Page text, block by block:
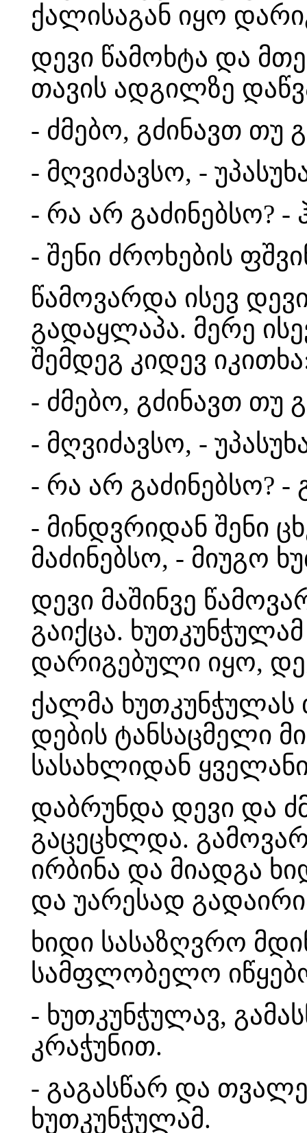
ქალისაგან იყო
დევი წამოხტა და
თავის ადგილზე
- ძმებო, გძინავთ თუ
- მღვიძავსო, -
- რა არ გაძინებსო? -
- შენი ძროხების
წამოვარდა ისევ
გადაყლაპა. მერე
შემდეგ კიდევ
- ძმებო, გძინავთ თუ
- მღვიძავსო, -
- რა არ გაძინებსო? -
- მინდვრიდან შენი
მაძინებსო, - მიუგო
დევი მაშინვე
გაიქცა.
დარიგებული იყო,
ქალმა ხუთკუნჭულას
დების ტანსაცმელი
სასახლიდან
დაბრუნდა დევი და
გაცეცხლდა.
ირბინა და მიადგა
და უარესად
ხიდი სასაზღვრო
სამფლობელო
- ხუთკუნჭულავ,
კრაჭუნით.
- გაგასწარ და
ხუთკუნჭულამ.